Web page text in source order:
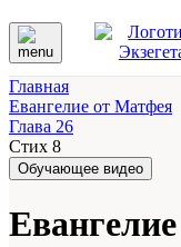
Главная
Евангелие от Матфея
Глава 26
Стих 8
Обучающее видео